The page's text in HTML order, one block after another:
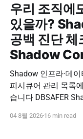
우리 조직에
있을까?
공백 진단
Shadow
Shadow 인프라·데
피시큐어 관리 목록에 없으면 보호 정책도 적용하기 어렵
습니다 DBSAFER Shadow Control은 내부 인프라와 데이
나의 보안 운영 흐름으로 제공합
04 8월 2026 16 min read